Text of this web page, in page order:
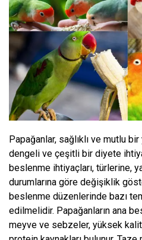
Papağanlar, sağlıklı ve mutlu
dengeli ve çeşitli bir diyete
beslenme ihtiyaçları, türlerine,
durumlarına göre değişiklik
beslenme düzenlerinde bazı
edilmelidir. Papağanların ana
meyve ve sebzeler, yüksek